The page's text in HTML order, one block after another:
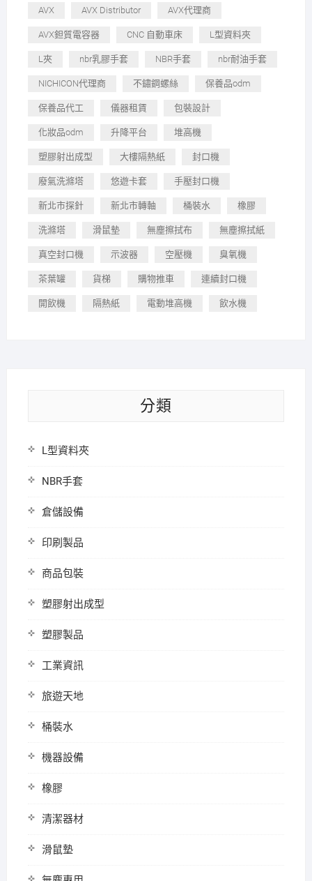
AVX AVX Distributor AVX代理商
AVX鉭質電容器 CNC 自動車床 L型資料夾
L夾 nbr乳膠手套 NBR手套 nbr耐油手套
NICHICON代理商 不鏽鋼螺絲 保養品odm
保養品代工 儀器租賃 包裝設計
化妝品odm 升降平台 堆高機
塑膠射出成型 大樓隔熱紙 封口機
廢氣洗滌塔 悠遊卡套 手壓封口機
新北市探針 新北市轉軸 桶裝水 橡膠
洗滌塔 滑鼠墊 無塵擦拭布 無塵擦拭紙
真空封口機 示波器 空壓機 臭氧機
茶葉罐 貨梯 購物推車 連續封口機
開飲機 隔熱紙 電動堆高機 飲水機
分類
L型資料夾
NBR手套
倉儲設備
印刷製品
商品包裝
塑膠射出成型
塑膠製品
工業資訊
旅遊天地
桶裝水
機器設備
橡膠
清潔器材
滑鼠墊